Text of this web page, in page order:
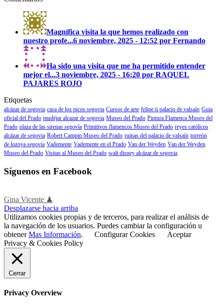
Magnífica visita la que hemos realizado con
nuestro profe...6 noviembre, 2025 - 12:52 por Fernando
Ha sido una visita que me ha permitido entender
mejor el...3 noviembre, 2025 - 16:20 por RAQUEL
PAJARES ROJO
Etiquetas
alcázar de segovia casa de los picos segovia Cursos de arte felipe ii palacio de valsaín Guia
oficial del Prado mudéjar alcazar de segovia Museo del Prado Pintura Flamenca Museo del
Prado plaza de las sirenas segovía Primitivos flamencos Museo del Prado reyes católicos
alcázar de segovia Robert Campin Museo del Prado ruinas del palacio de valsaín torreón
de lozoya segovía Vademente Vademente en el Prado Van der Weyden Van der Weyden
Museo del Prado Visitas al Museo del Prado walt disney alcázar de segovia
Síguenos en Facebook
Gina Vicente ♟
Desplazarse hacia arriba
Utilizamos cookies propias y de terceros, para realizar el análisis de
la navegación de los usuarios. Puedes cambiar la configuración u
obtenerMas Información. Configurar Cookies
Aceptar
Privacy & Cookies Policy
Cerrar
Privacy Overview